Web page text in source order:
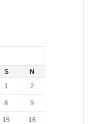
S
N
1
2
8 9
15 16